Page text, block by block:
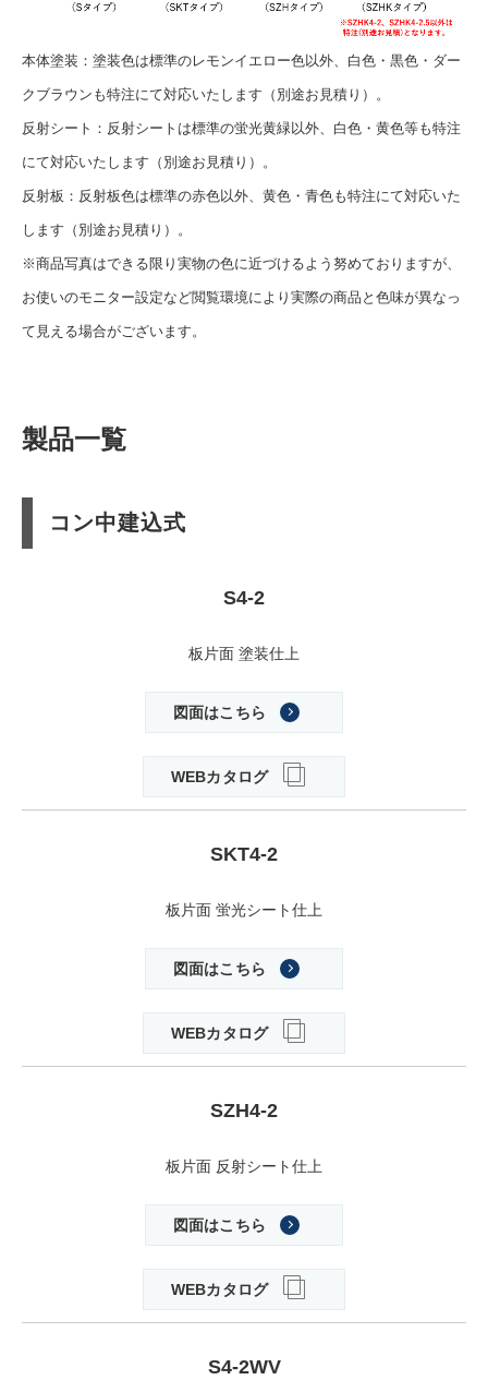
本体塗装：塗装色は標準のレモンイエロー色以外、白色・黒色・ダー
クブラウンも特注にて対応いたします（別途お見積り）。
反射シート：反射シートは標準の蛍光黄緑以外、白色・黄色等も特注
にて対応いたします（別途お見積り）。
反射板：反射板色は標準の赤色以外、黄色・青色も特注にて対応いた
します（別途お見積り）。
※商品写真はできる限り実物の色に近づけるよう努めておりますが、
お使いのモニター設定など閲覧環境により実際の商品と色味が異なっ
て見える場合がございます。
製品一覧
コン中建込式
S4-2
板片面 塗装仕上
図面はこちら
WEBカタログ
SKT4-2
板片面 蛍光シート仕上
図面はこちら
WEBカタログ
SZH4-2
板片面 反射シート仕上
図面はこちら
WEBカタログ
S4-2WV